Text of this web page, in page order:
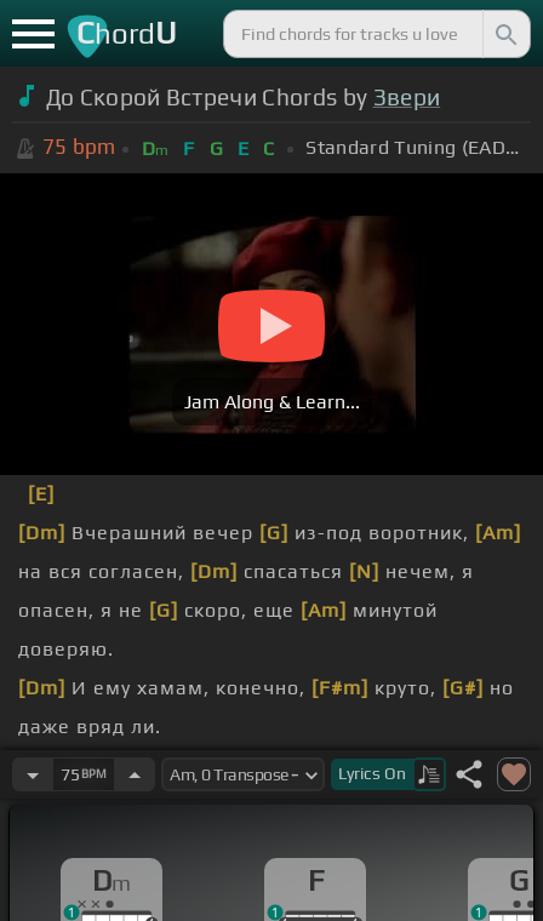
ChordU
До Скорой Встречи Chords by Звери
75 bpm Dm F G E C Standard Tuning (EADGBE)
Jam Along & Learn...
[E]
[Dm] Вчерашний вечер [G] из-под воротник, [Am]
на вся согласен, [Dm] спасаться [N] нечем, я
опасен, я не [G] скоро, еще [Am] минутой
доверяю.
[Dm] И ему хамам, конечно, [F#m] круто, [G#] но
даже вряд ли.
Спасибо.
[E]
75 BPM Lyrics On
Dm
1
F
1
G
1